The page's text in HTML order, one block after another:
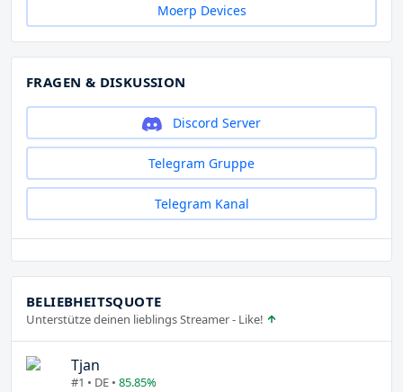
Moerp Devices
FRAGEN & DISKUSSION
Discord Server
Telegram Gruppe
Telegram Kanal
BELIEBHEITSQUOTE
Unterstütze deinen lieblings Streamer - Like!
Tjan
#1 • DE • 85.85%